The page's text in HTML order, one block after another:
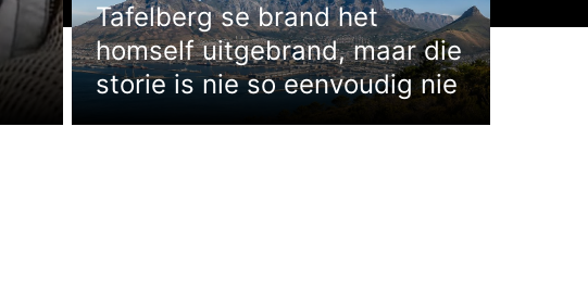
Tafelberg se brand het
homself uitgebrand, maar die
storie is nie so eenvoudig nie